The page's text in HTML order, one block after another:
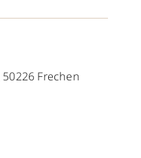
50226 Frechen